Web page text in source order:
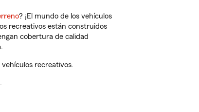
? ¡El mundo de los vehículos
recreativos están construidos
cobertura de calidad
recreativos.